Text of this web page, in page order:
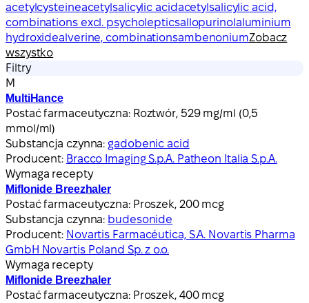
acetylcysteineacetylsalicylic acidacetylsalicylic acid,
combinations excl. psycholepticsallopurinolaluminium
hydroxidealverine, combinationsambenoniumZobacz
wszystko
Filtry
M
MultiHance
Postać farmaceutyczna: Roztwór, 529 mg/ml (0,5
mmol/ml)
Substancja czynna: gadobenic acid
Producent: Bracco Imaging S.p.A. Patheon Italia S.p.A.
Wymaga recepty
Miflonide Breezhaler
Postać farmaceutyczna: Proszek, 200 mcg
Substancja czynna: budesonide
Producent: Novartis Farmacéutica, S.A. Novartis Pharma
GmbH Novartis Poland Sp. z o.o.
Wymaga recepty
Miflonide Breezhaler
Postać farmaceutyczna: Proszek, 400 mcg